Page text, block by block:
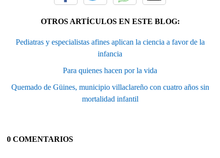
OTROS ARTÍCULOS EN ESTE BLOG:
Pediatras y especialistas afines aplican la ciencia a favor de la
infancia
Para quienes hacen por la vida
Quemado de Güines, municipio villaclareño con cuatro años sin
mortalidad infantil
0 COMENTARIOS